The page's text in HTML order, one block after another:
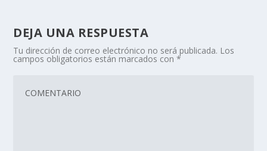
DEJA UNA RESPUESTA
Tu dirección de correo electrónico no será publicada. Los
campos obligatorios están marcados con*